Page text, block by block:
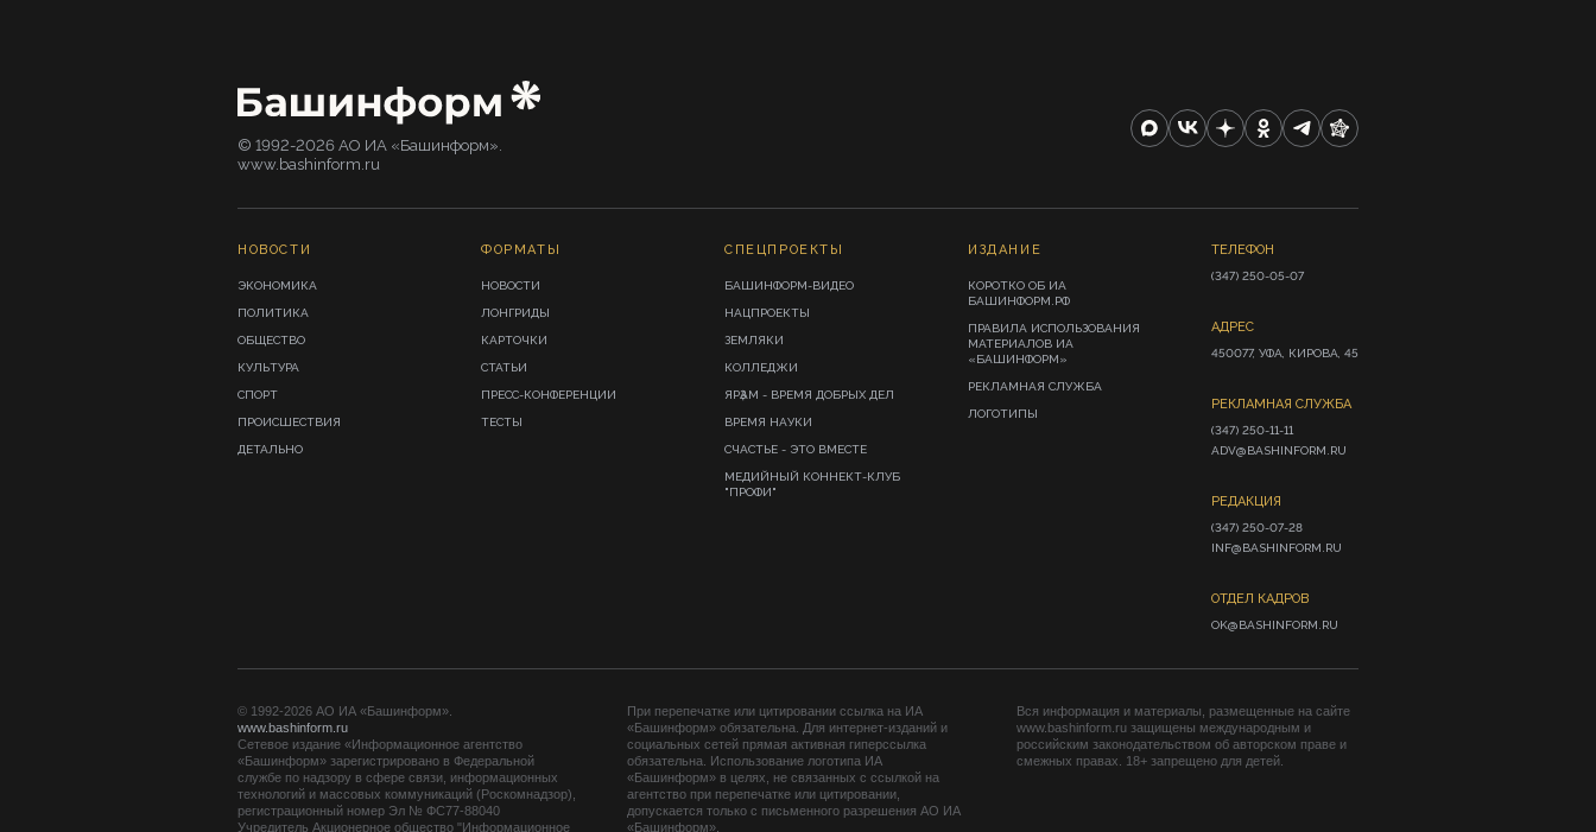
© 1992-2026 АО ИА «Башинформ».
www.bashinform.ru
НОВОСТИ
ЭКОНОМИКА
ПОЛИТИКА
ОБЩЕСТВО
КУЛЬТУРА
СПОРТ
ПРОИСШЕСТВИЯ
ДЕТАЛЬНО
ФОРМАТЫ
НОВОСТИ
ЛОНГРИДЫ
КАРТОЧКИ
СТАТЬИ
ПРЕСС-КОНФЕРЕНЦИИ
ТЕСТЫ
СПЕЦПРОЕКТЫ
БАШИНФОРМ-ВИДЕО
НАЦПРОЕКТЫ
ЗЕМЛЯКИ
КОЛЛЕДЖИ
ЯРҘАМ - ВРЕМЯ ДОБРЫХ ДЕЛ
ВРЕМЯ НАУКИ
СЧАСТЬЕ - ЭТО ВМЕСТЕ
МЕДИЙНЫЙ КОННЕКТ-КЛУБ
"ПРОФИ"
ИЗДАНИЕ
КОРОТКО ОБ ИА
БАШИНФОРМ.РФ
ПРАВИЛА ИСПОЛЬЗОВАНИЯ
МАТЕРИАЛОВ ИА
«БАШИНФОРМ»
РЕКЛАМНАЯ СЛУЖБА
ЛОГОТИПЫ
ТЕЛЕФОН
(347) 250-05-07
АДРЕС
450077, УФА, КИРОВА, 45
РЕКЛАМНАЯ СЛУЖБА
(347) 250-11-11
ADV@BASHINFORM.RU
РЕДАКЦИЯ
(347) 250-07-28
INF@BASHINFORM.RU
ОТДЕЛ КАДРОВ
OK@BASHINFORM.RU
© 1992-2026 АО ИА «Башинформ».
www.bashinform.ru
Сетевое издание «Информационное агентство
«Башинформ» зарегистрировано в Федеральной
службе по надзору в сфере связи, информационных
технологий и массовых коммуникаций (Роскомнадзор),
регистрационный номер Эл № ФС77-88040
Учредитель Акционерное общество "Информационное
При перепечатке или цитировании ссылка на ИА
«Башинформ» обязательна. Для интернет-изданий и
социальных сетей прямая активная гиперссылка
обязательна. Использование логотипа ИА
«Башинформ» в целях, не связанных с ссылкой на
агентство при перепечатке или цитировании,
допускается только с письменного разрешения АО ИА
«Башинформ».
Вся информация и материалы, размещенные на сайте
www.bashinform.ru защищены международным и
российским законодательством об авторском праве и
смежных правах. 18+ запрещено для детей.